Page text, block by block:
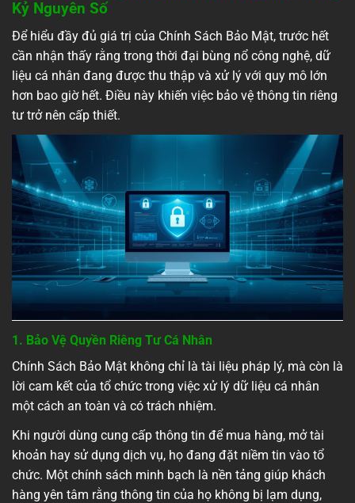
Kỷ Nguyên Số
Để hiểu đầy đủ giá trị của Chính Sách Bảo Mật, trước hết
cần nhận thấy rằng trong thời đại bùng nổ công nghệ, dữ
liệu cá nhân đang được thu thập và xử lý với quy mô lớn
hơn bao giờ hết. Điều này khiến việc bảo vệ thông tin riêng
tư trở nên cấp thiết.
1. Bảo Vệ Quyền Riêng Tư Cá Nhân
Chính Sách Bảo Mật không chỉ là tài liệu pháp lý, mà còn là
lời cam kết của tổ chức trong việc xử lý dữ liệu cá nhân
một cách an toàn và có trách nhiệm.
Khi người dùng cung cấp thông tin để mua hàng, mở tài
khoản hay sử dụng dịch vụ, họ đang đặt niềm tin vào tổ
chức. Một chính sách minh bạch là nền tảng giúp khách
hàng yên tâm rằng thông tin của họ không bị lạm dụng,